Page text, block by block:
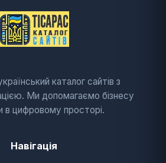
каталог сайтів з
Ми допомагаємо бізнесу
в цифровому просторі.
Навігація